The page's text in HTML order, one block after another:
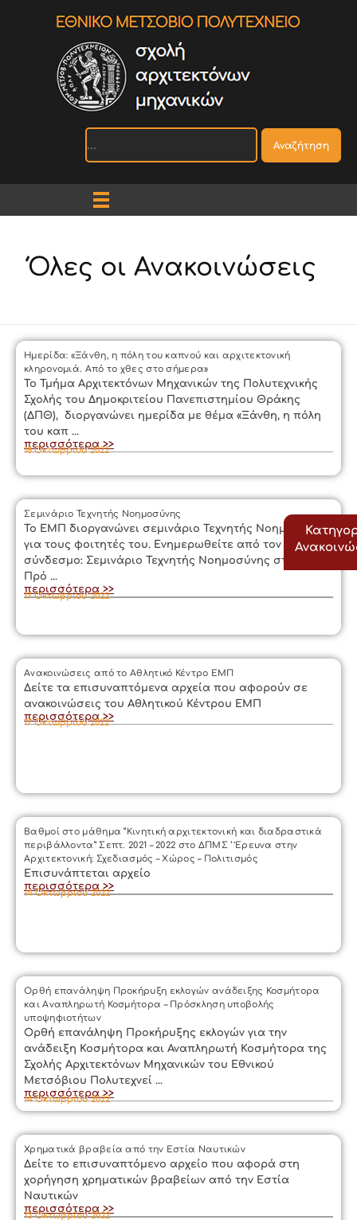
Αναζήτηση
Όλες οι Ανακοινώσεις
Ημερίδα: «Ξάνθη, η πόλη του καπνού και αρχιτεκτονική
κληρονομιά. Από το χθες στο σήμερα»
Το Τμήμα Αρχιτεκτόνων Μηχανικών της Πολυτεχνικής
Σχολής του Δημοκριτείου Πανεπιστημίου Θράκης
(ΔΠΘ), διοργανώνει ημερίδα με θέμα «Ξάνθη, η πόλη
του καπ ...
περισσότερα >>
18 Οκτωβρίου 2022
Σεμινάριο Τεχνητής Νοημοσύνης
Το ΕΜΠ διοργανώνει σεμινάριο Τεχνητής Νοημοσύνης
για τους φοιτητές του. Ενημερωθείτε από τον
σύνδεσμο: Σεμινάριο Τεχνητής Νοημοσύνης στο ΕΜΠ -
Πρό ...
περισσότερα >>
17 Οκτωβρίου 2022
Ανακοινώσεις από το Αθλητικό Κέντρο ΕΜΠ
Δείτε τα επισυναπτόμενα αρχεία που αφορούν σε
ανακοινώσεις του Αθλητικού Κέντρου ΕΜΠ
περισσότερα >>
17 Οκτωβρίου 2022
Βαθμοί στο μάθημα “Κινητική αρχιτεκτονική και διαδραστικά
περιβάλλοντα” Σεπτ. 2021 – 2022 στο ΔΠΜΣ ‘ Έρευνα στην
Αρχιτεκτονική: Σχεδιασμός – Χώρος – Πολιτισμός
Επισυνάπτεται αρχείο
περισσότερα >>
14 Οκτωβρίου 2022
Ορθή επανάληψη Προκήρυξη εκλογών ανάδειξης Κοσμήτορα
και Αναπληρωτή Κοσμήτορα – Πρόσκληση υποβολής
υποψηφιοτήτων
Ορθή επανάληψη Προκήρυξης εκλογών για την
ανάδειξη Κοσμήτορα και Αναπληρωτή Κοσμήτορα της
Σχολής Αρχιτεκτόνων Μηχανικών του Εθνικού
Μετσόβιου Πολυτεχνεί ...
περισσότερα >>
14 Οκτωβρίου 2022
Χρηματικά βραβεία από την Εστία Ναυτικών
Δείτε το επισυναπτόμενο αρχείο που αφορά στη
χορήγηση χρηματικών βραβείων από την Εστία
Ναυτικών
περισσότερα >>
13 Οκτωβρίου 2022